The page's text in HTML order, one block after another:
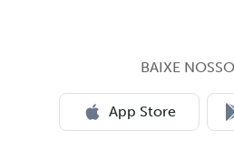
BAIXE
App Store